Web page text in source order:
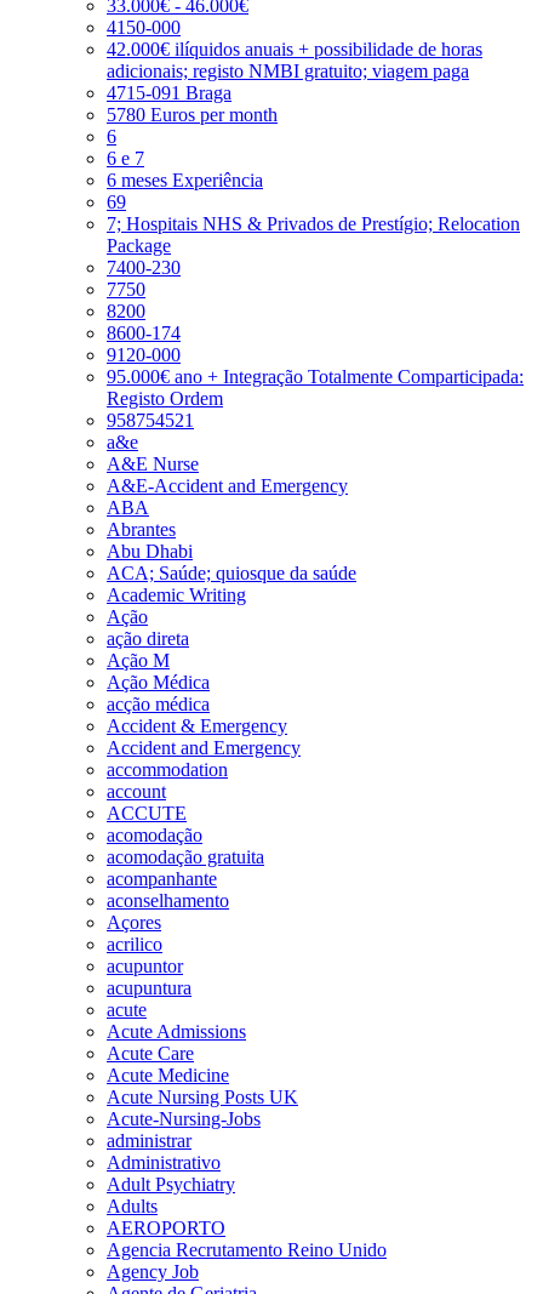
33.000€ - 46.000€
4150-000
42.000€ ilíquidos anuais + possibilidade de horas
adicionais; registo NMBI gratuito; viagem paga
4715-091 Braga
5780 Euros per month
6
6 e 7
6 meses Experiência
69
7; Hospitais NHS & Privados de Prestígio; Relocation
Package
7400-230
7750
8200
8600-174
9120-000
95.000€ ano + Integração Totalmente Comparticipada:
Registo Ordem
958754521
a&e
A&E Nurse
A&E-Accident and Emergency
ABA
Abrantes
Abu Dhabi
ACA; Saúde; quiosque da saúde
Academic Writing
Ação
ação direta
Ação M
Ação Médica
acção médica
Accident & Emergency
Accident and Emergency
accommodation
account
ACCUTE
acomodação
acomodação gratuita
acompanhante
aconselhamento
Açores
acrilico
acupuntor
acupuntura
acute
Acute Admissions
Acute Care
Acute Medicine
Acute Nursing Posts UK
Acute-Nursing-Jobs
administrar
Administrativo
Adult Psychiatry
Adults
AEROPORTO
Agencia Recrutamento Reino Unido
Agency Job